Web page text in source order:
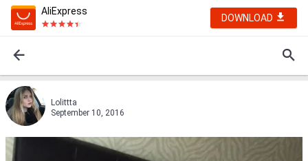
AliExpress
DOWNLOAD
Lolittta
September 10, 2016